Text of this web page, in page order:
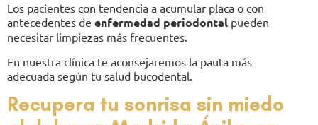
Los pacientes con tendencia a acumular placa o con
antecedentes de enfermedad periodontal pueden
necesitar limpiezas más frecuentes.
En nuestra clínica te aconsejaremos la pauta más
adecuada según tu salud bucodental.
Recupera tu sonrisa sin miedo